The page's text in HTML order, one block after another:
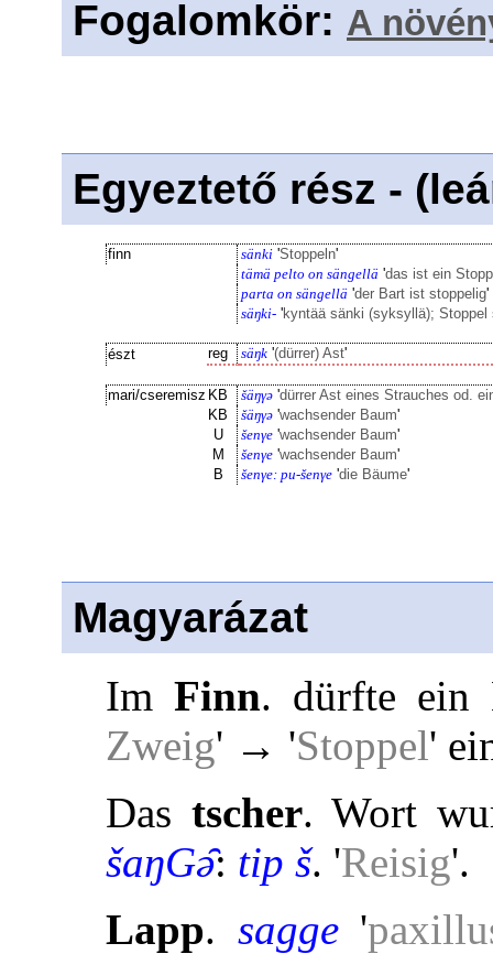
Fogalomkör: A
Egyeztető rész -
finn sänki 'Stoppeln'
tämä pelto on sängellä 'das ist ein
parta on sängellä 'der Bart ist stoppelig'
säŋki- 'kyntää sänki (syksyllä);
észt reg säŋk '(dürrer) Ast'
mari/cseremisz KB šäŋγə 'dürrer Ast eines Strauches od.
KB
šäŋγə 'wachsender Baum'
U
šenγe 'wachsender Baum'
M
šenγe 'wachsender Baum'
B
šenγe: pu-šenγe 'die Bäume'
Magyarázat
Im Finn. dürfte ein
Zweig' → 'Stoppel'
Das tscher. Wort
šaŋGə̑: tip š. 'Reisig'.
Lapp. sagge'